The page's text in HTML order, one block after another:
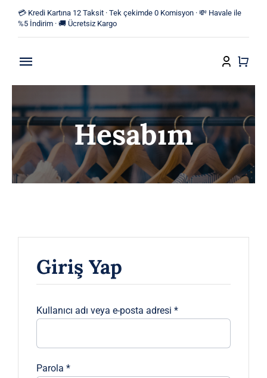
content
💳 Kredi Kartına 12 Taksit · Tek çekimde 0 Komisyon · 💸 Havale ile
%5 İndirim · 🚚 Ücretsiz Kargo
Toggle
Navigation
Mağaza
Yeni Ürünler
İletişim
Hesabım
Giriş Yap
Kullanıcı adı veya e-posta adresi *Gerekli
Parola *Gerekli